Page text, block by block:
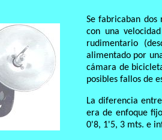
Se fabricaban dos
con una
rudimentario
alimentado por
cámara de
posibles fallos de
La diferencia
era de enfoque
0'8, 1'5, 3 mts. e